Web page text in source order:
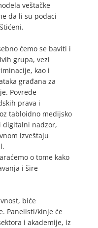
veštačke
da li su podaci
ćemo se baviti i
grupa, vezi
kao i
građana za
Povrede
prava i
tabloidno medijsko
digitalni nadzor,
izveštaju
o tome kako
i šire
biće
Panelisti/kinje će
i akademije, iz